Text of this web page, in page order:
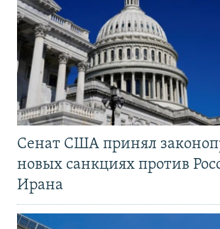
Сенат США принял
новых санкциях против
Ирана